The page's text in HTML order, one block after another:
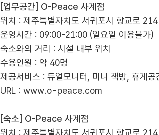
[업무공간] O-Peace 사계점
위치 : 제주특별자치도 서귀포시 향교로 214
운영시간 : 09:00-21:00 (일요일 이용불가)
숙소와의 거리 : 시설 내부 위치
수용인원 : 약 40명
제공서비스 : 듀얼모니터, 미니 책방, 휴게공
URL : www.o-peace.com
[숙소] O-Peace 사계점
위치 : 제주특별자치도 서귀포시 향교로 214